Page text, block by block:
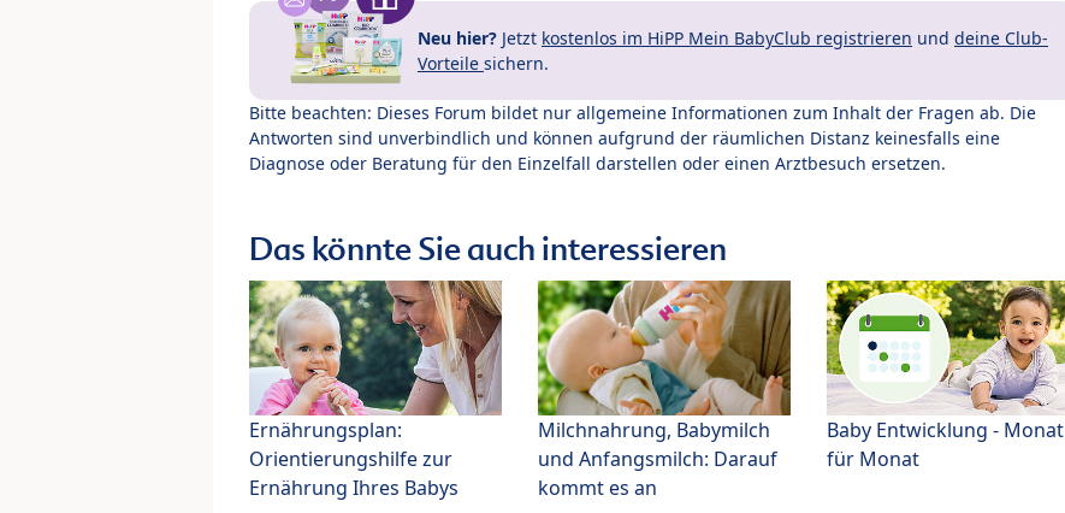
Neu hier? Jetzt kostenlos im HiPP Mein BabyClub registrieren und deine Club-
Vorteile sichern.
Bitte beachten: Dieses Forum bildet nur allgemeine Informationen zum Inhalt der Fragen ab. Die
Antworten sind unverbindlich und können aufgrund der räumlichen Distanz keinesfalls eine
Diagnose oder Beratung für den Einzelfall darstellen oder einen Arztbesuch ersetzen.
Das könnte Sie auch interessieren
Ernährungsplan:
Orientierungshilfe zur
Ernährung Ihres Babys
Milchnahrung, Babymilch
und Anfangsmilch: Darauf
kommt es an
Baby Entwicklung - Monat
für Monat